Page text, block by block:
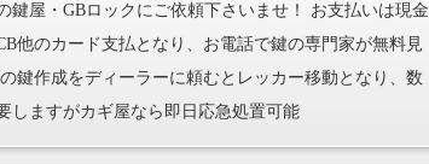
鍵屋・GBロックにご依頼下さいませ！ お支払いは現金
他のカード支払となり、お電話で鍵の専門家が無料見
鍵作成をディーラーに頼むとレッカー移動となり、数
しますがカギ屋なら即日応急処置可能